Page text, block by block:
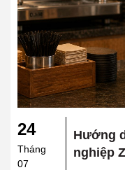
24
Tháng
07
Hướng
nghiệp